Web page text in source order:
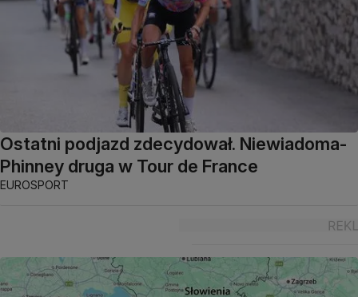
Ostatni podjazd zdecydował. Niewiadoma-
Phinney druga w Tour de France
EUROSPORT